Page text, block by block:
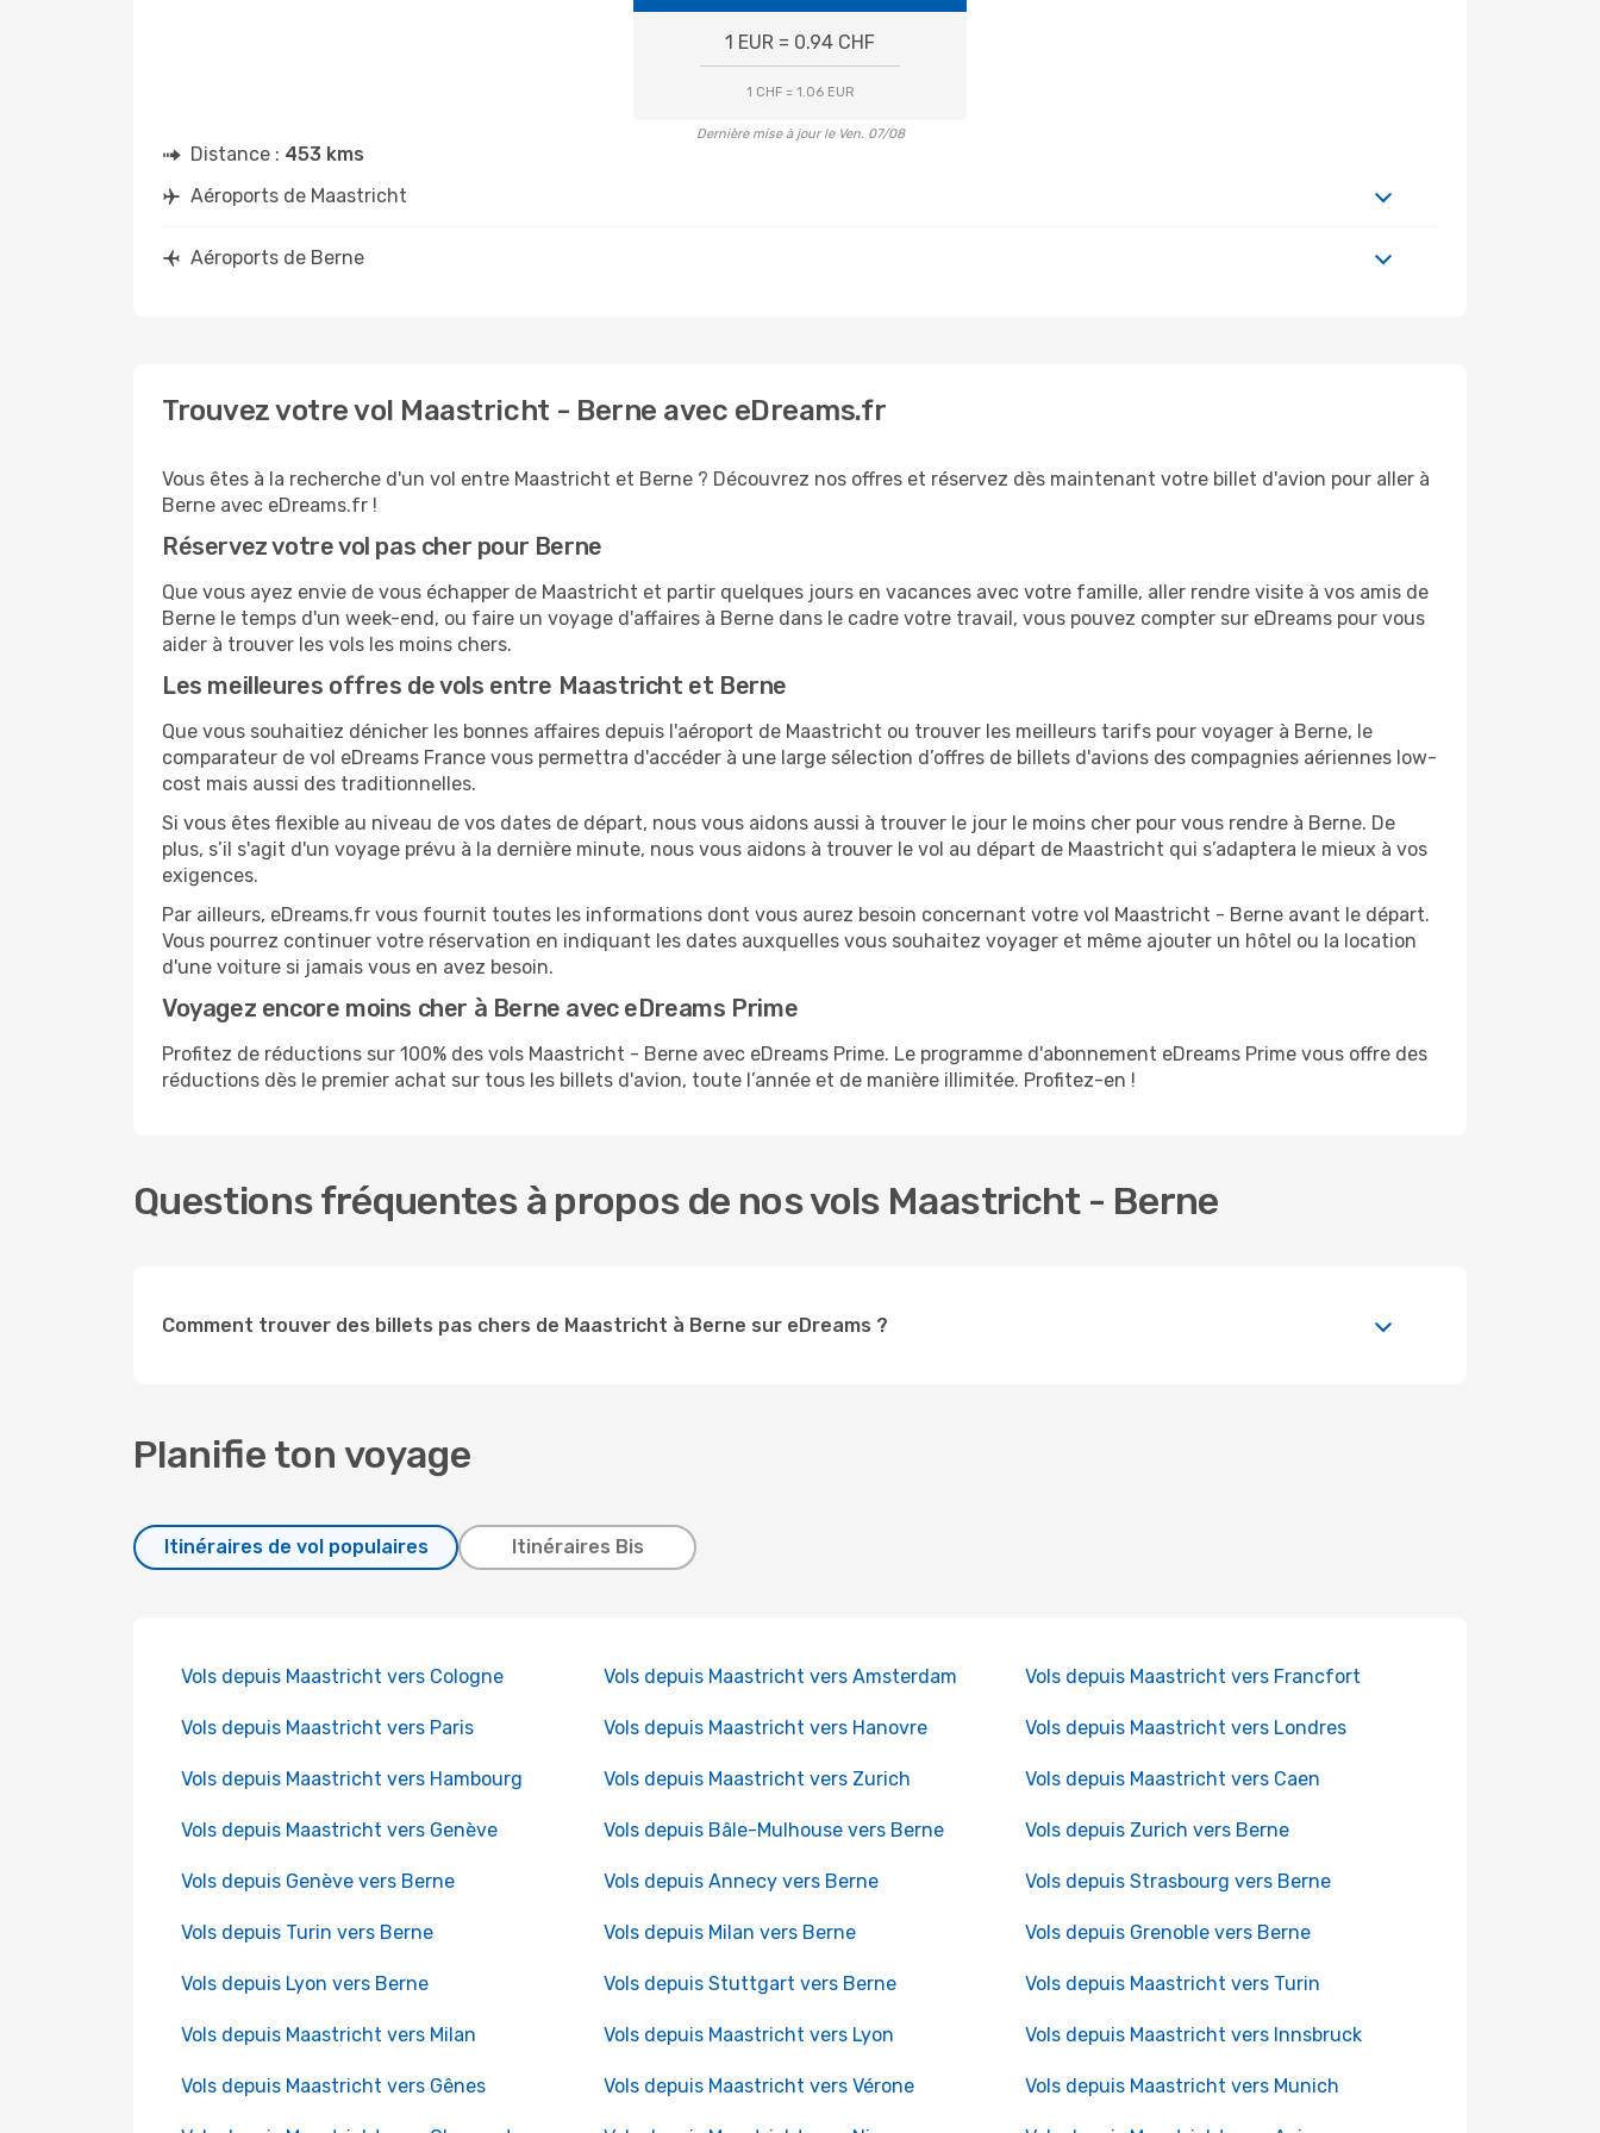
1 EUR = 0.94 CHF
1 CHF = 1.06 EUR
Dernière mise à jour le Ven. 07/08
Distance : 453 kms
Aéroports de Maastricht
Aéroports de Berne
Trouvez votre vol Maastricht - Berne avec eDreams.fr
Vous êtes à la recherche d'un vol entre Maastricht et Berne ? Découvrez nos offres et réservez dès maintenant votre billet d'avion pour aller à
Berne avec eDreams.fr !
Réservez votre vol pas cher pour Berne
Que vous ayez envie de vous échapper de Maastricht et partir quelques jours en vacances avec votre famille, aller rendre visite à vos amis de
Berne le temps d'un week-end, ou faire un voyage d'affaires à Berne dans le cadre votre travail, vous pouvez compter sur eDreams pour vous
aider à trouver les vols les moins chers.
Les meilleures offres de vols entre Maastricht et Berne
Que vous souhaitiez dénicher les bonnes affaires depuis l'aéroport de Maastricht ou trouver les meilleurs tarifs pour voyager à Berne, le
comparateur de vol eDreams France vous permettra d'accéder à une large sélection d’offres de billets d'avions des compagnies aériennes low-
cost mais aussi des traditionnelles.
Si vous êtes flexible au niveau de vos dates de départ, nous vous aidons aussi à trouver le jour le moins cher pour vous rendre à Berne. De
plus, s’il s'agit d'un voyage prévu à la dernière minute, nous vous aidons à trouver le vol au départ de Maastricht qui s’adaptera le mieux à vos
exigences.
Par ailleurs, eDreams.fr vous fournit toutes les informations dont vous aurez besoin concernant votre vol Maastricht - Berne avant le départ.
Vous pourrez continuer votre réservation en indiquant les dates auxquelles vous souhaitez voyager et même ajouter un hôtel ou la location
d'une voiture si jamais vous en avez besoin.
Voyagez encore moins cher à Berne avec eDreams Prime
Profitez de réductions sur 100% des vols Maastricht - Berne avec eDreams Prime. Le programme d'abonnement eDreams Prime vous offre des
réductions dès le premier achat sur tous les billets d'avion, toute l’année et de manière illimitée. Profitez-en !
Questions fréquentes à propos de nos vols Maastricht - Berne
Comment trouver des billets pas chers de Maastricht à Berne sur eDreams ?
Planifie ton voyage
Itinéraires de vol populaires Itinéraires Bis
Vols depuis Maastricht vers Cologne Vols depuis Maastricht vers Amsterdam Vols depuis Maastricht vers Francfort
Vols depuis Maastricht vers Paris Vols depuis Maastricht vers Hanovre Vols depuis Maastricht vers Londres
Vols depuis Maastricht vers Hambourg Vols depuis Maastricht vers Zurich Vols depuis Maastricht vers Caen
Vols depuis Maastricht vers Genève Vols depuis Bâle-Mulhouse vers Berne Vols depuis Zurich vers Berne
Vols depuis Genève vers Berne Vols depuis Annecy vers Berne Vols depuis Strasbourg vers Berne
Vols depuis Turin vers Berne Vols depuis Milan vers Berne Vols depuis Grenoble vers Berne
Vols depuis Lyon vers Berne Vols depuis Stuttgart vers Berne Vols depuis Maastricht vers Turin
Vols depuis Maastricht vers Milan Vols depuis Maastricht vers Lyon Vols depuis Maastricht vers Innsbruck
Vols depuis Maastricht vers Gênes Vols depuis Maastricht vers Vérone Vols depuis Maastricht vers Munich